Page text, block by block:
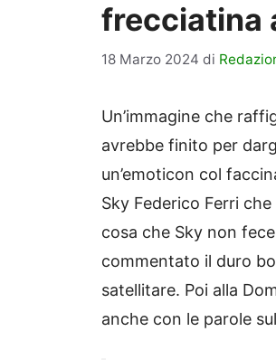
frecciatina
18 Marzo 2024 di
Un’immagine che
avrebbe finito per
un’emoticon col
Sky Federico Ferri
cosa che Sky non
commentato il duro
satellitare. Poi alla
anche con le parole